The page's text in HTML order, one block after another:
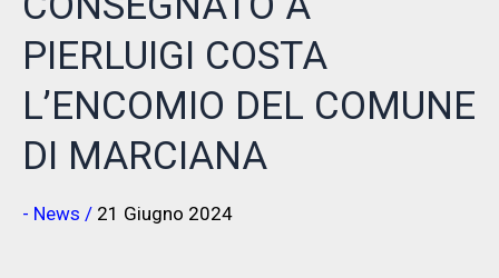
PIERLUIGI COSTA
L’ENCOMIO DEL COMUNE
DI MARCIANA
- News / 21 Giugno 2024